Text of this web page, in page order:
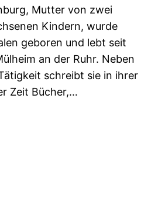
Mutter von zwei
Kindern, wurde
geboren und lebt seit
an der Ruhr. Neben
schreibt sie in ihrer
Zeit Bücher,…